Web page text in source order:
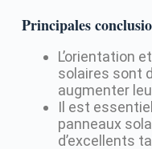
Principales
L’orientation
solaires sont
augmenter
Il est
panneaux
d’excellents